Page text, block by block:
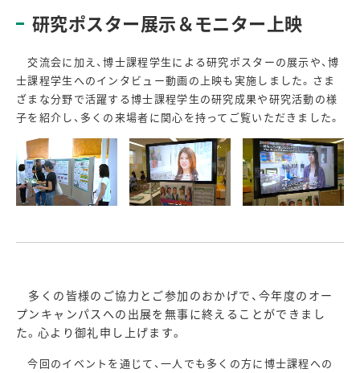
研究ポスター展示＆モニター上映
交流会に加え、博士課程学生による研究ポスターの展示や、博
士課程学生へのインタビュー動画の上映も実施しました。さま
ざまな分野で活躍する博士課程学生の研究成果や研究活動の様
子を紹介し、多くの来場者に関心を持ってご覧いただきました。
多くの皆様のご協力とご参加のおかげで、今年度のオー
プンキャンパスへの出展を無事に終えることができまし
た。心より御礼申し上げます。
今回のイベントを通じて、一人でも多くの方に博士課程への